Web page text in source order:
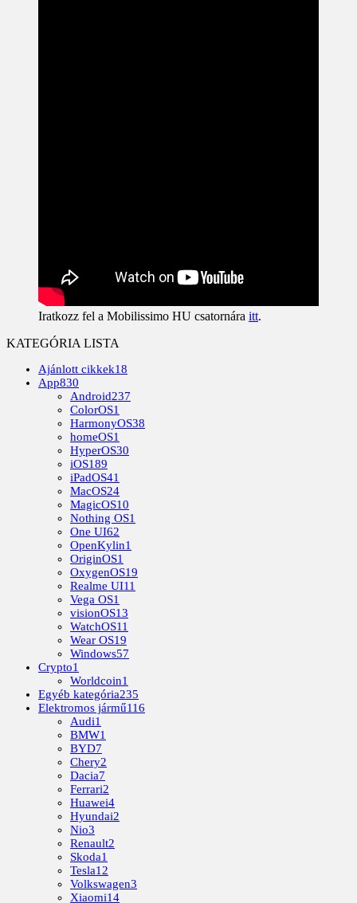
Iratkozz fel a Mobilissimo HU csatornára itt.
KATEGÓRIA LISTA
Ajánlott cikkek18
App830
Android237
ColorOS1
HarmonyOS38
homeOS1
HyperOS30
iOS189
iPadOS41
MacOS24
MagicOS10
Nothing OS1
One UI62
OpenKylin1
OriginOS1
OxygenOS19
Realme UI11
Vega OS1
visionOS13
WatchOS11
Wear OS19
Windows57
Crypto1
Worldcoin1
Egyéb kategória235
Elektromos jármű116
Audi1
BMW1
BYD7
Chery2
Dacia7
Ferrari2
Huawei4
Hyundai2
Nio3
Renault2
Skoda1
Tesla12
Volkswagen3
Xiaomi14